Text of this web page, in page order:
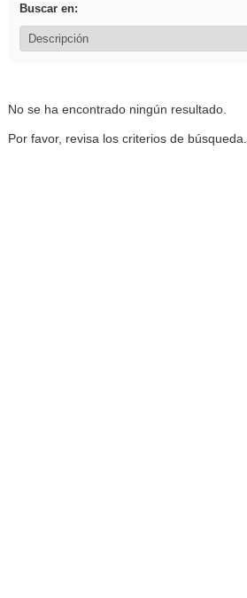
Buscar en:
No se ha encontrado ningún resultado.
Por favor, revisa los criterios de búsqueda.